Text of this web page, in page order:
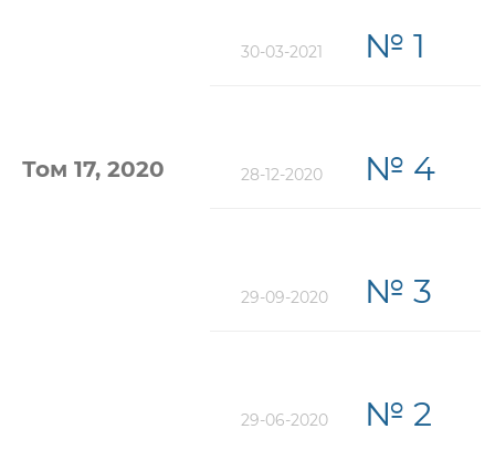
30-03-2021 № 1
Том 17, 2020 28-12-2020 № 4
29-09-2020 № 3
29-06-2020 № 2